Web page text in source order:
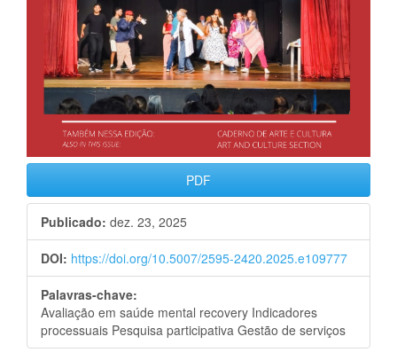
PDF
Publicado: dez. 23, 2025
DOI: https://doi.org/10.5007/2595-2420.2025.e109777
Palavras-chave:
Avaliação em saúde mental recovery Indicadores
processuais Pesquisa participativa Gestão de serviços